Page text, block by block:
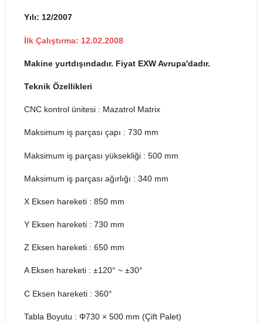
Yılı: 12/2007
İlk Çalıştırma: 12.02.2008
Makine yurtdışındadır. Fiyat EXW Avrupa'dadır.
Teknik Özellikleri
CNC kontrol ünitesi : Mazatrol Matrix
Maksimum iş parçası çapı : 730 mm
Maksimum iş parçası yüksekliği : 500 mm
Maksimum iş parçası ağırlığı : 340 mm
X Eksen hareketi : 850 mm
Y Eksen hareketi : 730 mm
Z Eksen hareketi : 650 mm
A Eksen hareketi : ±120° ~ ±30°
C Eksen hareketi : 360°
Tabla Boyutu : Φ730 × 500 mm (Çift Palet)